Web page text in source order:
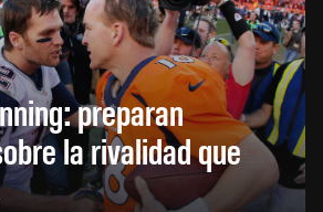
preparan
la rivalidad que